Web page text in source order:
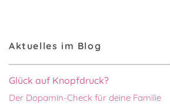
Aktuelles im Blog
Glück auf Knopfdruck?
Der Dopamin-Check für deine Familie